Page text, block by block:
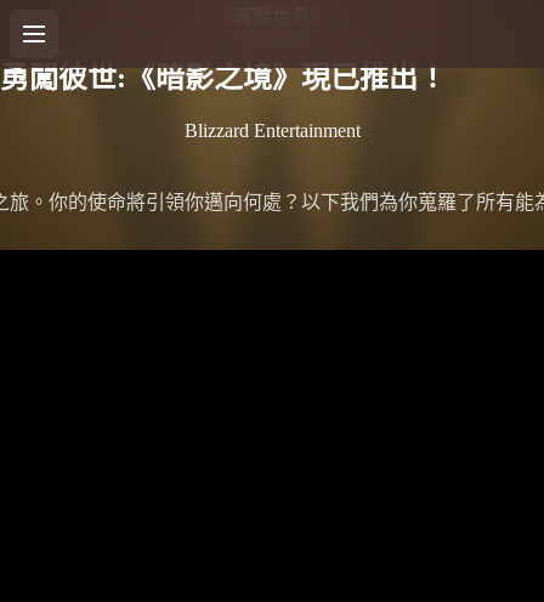
勇闖彼世:《暗影之境》現已推出！
Blizzard Entertainment
。你的使命將引領你邁向何處？以下我們為你蒐羅了所有能